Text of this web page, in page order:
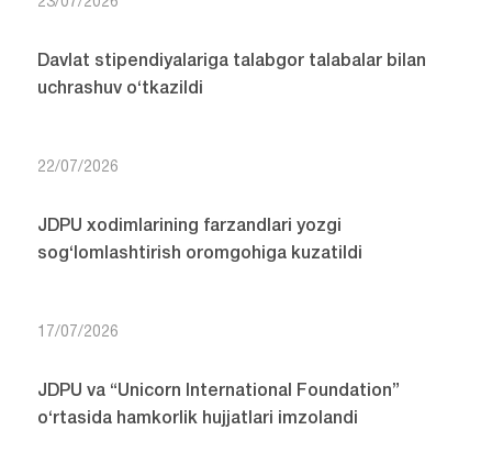
Davlat stipendiyalariga talabgor talabalar bilan
uchrashuv o‘tkazildi
22/07/2026
JDPU xodimlarining farzandlari yozgi
sog‘lomlashtirish oromgohiga kuzatildi
17/07/2026
JDPU va “Unicorn International Foundation”
o‘rtasida hamkorlik hujjatlari imzolandi